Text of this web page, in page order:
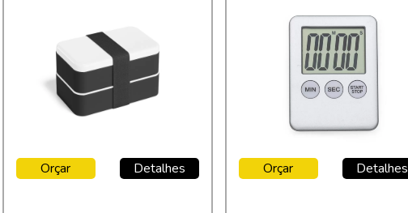
Orçar Detalhes Orçar Detalhes